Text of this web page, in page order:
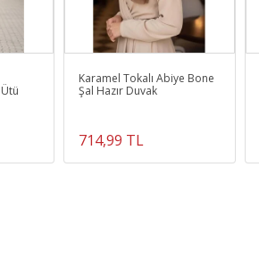
Karamel Tokalı Abiye Bone
Şal Hazır Duvak
714,99 TL